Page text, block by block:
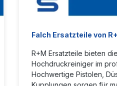
Falch Ersatzteile von
R+M Ersatzteile bieten
Hochdruckreiniger im
Hochwertige Pistolen,